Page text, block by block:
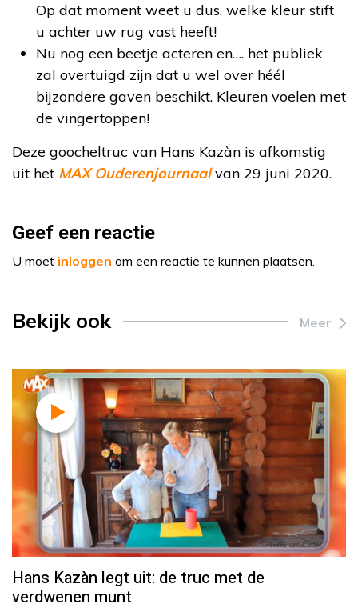
Op dat moment weet u dus, welke kleur stift
u achter uw rug vast heeft!
Nu nog een beetje acteren en…. het publiek
zal overtuigd zijn dat u wel over héél
bijzondere gaven beschikt. Kleuren voelen met
de vingertoppen!
Deze goocheltruc van Hans Kazàn is afkomstig
uit het MAX Ouderenjournaalvan 29 juni 2020.
Geef een reactie
U moet inloggen om een reactie te kunnen plaatsen.
Bekijk ook Meer
Hans Kazàn legt uit: de truc met de
verdwenen munt